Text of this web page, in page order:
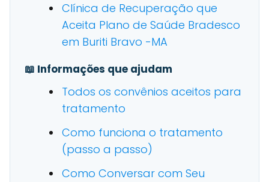
Clínica de Recuperação que
Aceita Plano de Saúde Bradesco
em Buriti Bravo -MA
📖 Informações que ajudam
Todos os convênios aceitos para
tratamento
Como funciona o tratamento
(passo a passo)
Como Conversar com Seu